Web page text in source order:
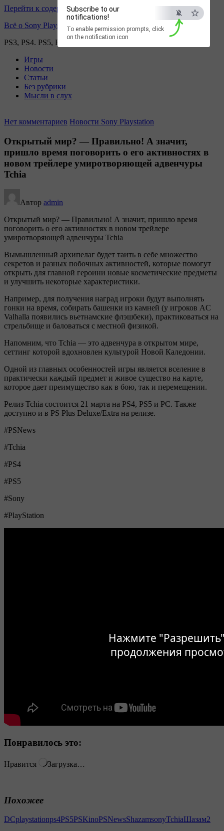
Нажмите
продолжения
Subscribe to our
notifications!
To enable permission prompts, click
on the notification icon
Перейти к содержимому
Всё о Sony Playstation
PS3, PS4. PS5, PS games
Игры
Новости
Статьи
Без рубрики
Мысли в слух
Нет комментариев Новости Sony Playstation
Открытый мир? — Правильно! А значит,
пришло время поговорить о его активностях в
новом трейлере умиротворяющей адвенчуры
Tchia
Автор admin
Открытый мир? — Правильно! А значит, пришло время
поговорить о его активностях в новом трейлере
умиротворяющей адвенчуры Tchia
Вымышленный архипелаг будет таить в себе множество
секретов и разных побочных активностей, которые помогут
открыть для главной героини новые косметические предметы
и улучшить некоторые характеристики.
Например, для получения наград игроки будут выполнять
гонки на время, собирать башенки из камней (у игроков AC
Valhalla появились вьетнамские флэшбеки), практиковаться на
стрельбище и баловаться с местной физикой.
Напомним, что Tchia — это адвенчура в открытом мире,
сеттинг которой вдохновлен культурой Новой Каледонии.
Одной из главных особенностей игры является вселение в
практически каждый предмет и живое существо на карте,
которое дает преимущество как в бою, так и перемещении.
Релиз Tchia состоится 21 марта на PS4, PS5 и PC. Также
доступно и в PS Plus Deluxe/Extra на релизе.
#PSNews
#Tchia
#PS4
#PS5
#Sony
#PlayStation
Понравилось это:
Нравится Загрузка…
Похожее
DCplaystationps4PS5PSKinoPSNewsShazamsonyTchiaШазам2